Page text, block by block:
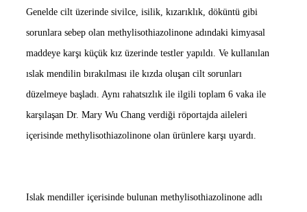
Genelde cilt üzerinde sivilce, isilik, kızarıklık, döküntü gibi
sorunlara sebep olan methylisothiazolinone adındaki kimyasal
maddeye karşı küçük kız üzerinde testler yapıldı. Ve kullanılan
ıslak mendilin bırakılması ile kızda oluşan cilt sorunları
düzelmeye başladı. Aynı rahatsızlık ile ilgili toplam 6 vaka ile
karşılaşan Dr. Mary Wu Chang verdiği röportajda aileleri
içerisinde methylisothiazolinone olan ürünlere karşı uyardı.
Islak mendiller içerisinde bulunan methylisothiazolinone adlı